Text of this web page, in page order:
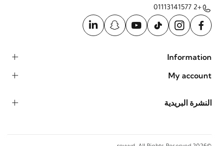
+2 01113141577
Information
My account
النشرة البريدية